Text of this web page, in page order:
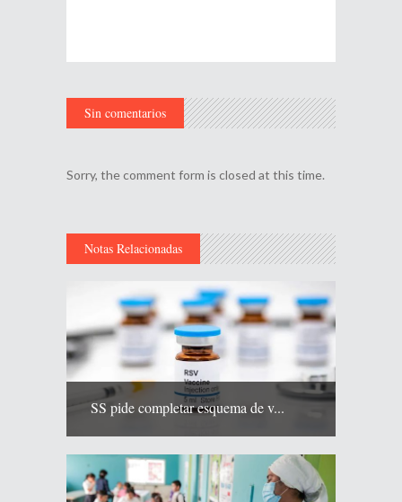
Sin comentarios
Sorry, the comment form is closed at this time.
Notas Relacionadas
SS pide completar esquema de v...